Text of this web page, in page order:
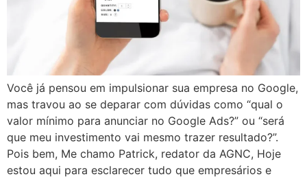
Você já pensou em impulsionar sua empresa no Google,
mas travou ao se deparar com dúvidas como “qual o
valor mínimo para anunciar no Google Ads?” ou “será
que meu investimento vai mesmo trazer resultado?”.
Pois bem, Me chamo Patrick, redator da AGNC, Hoje
estou aqui para esclarecer tudo que empresários e